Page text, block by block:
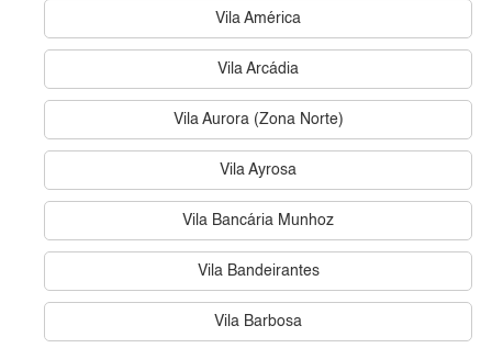
Vila América
Vila Arcádia
Vila Aurora (Zona Norte)
Vila Ayrosa
Vila Bancária Munhoz
Vila Bandeirantes
Vila Barbosa